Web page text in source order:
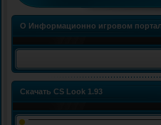
О Информационно игровом
Скачать CS Look 1.93